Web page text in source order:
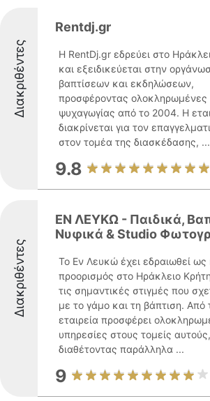
Διακριθέντες
Rentdj.gr
Η RentDj.gr εδρεύει στο
και εξειδικεύεται στην
βαπτίσεων και εκδηλώσεων,
προσφέροντας ολοκληρωμένες
ψυχαγωγίας από το 2004. Η
διακρίνεται για τον
στον τομέα της διασκέδασης, ...
9.8
Διακριθέντες
ΕΝ ΛΕΥΚΩ - Παιδικά,
Νυφικά & Studio
Το Εν Λευκώ έχει εδραιωθεί ως
προορισμός στο Ηράκλειο
τις σημαντικές στιγμές που
με το γάμο και τη βάπτιση. Από
εταιρεία προσφέρει
υπηρεσίες στους τομείς αυτούς,
διαθέτοντας παράλληλα ...
9